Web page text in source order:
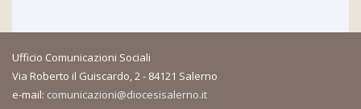
Ufficio Comunicazioni Sociali
Via Roberto il Guiscardo, 2 - 84121 Salerno
e-mail: comunicazioni@diocesisalerno.it